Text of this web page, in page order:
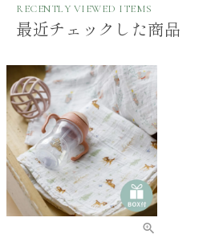
RECENTLY VIEWED ITEMS
最近チェックした商品